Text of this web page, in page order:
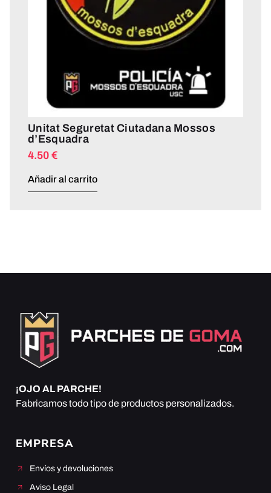
Unitat Seguretat Ciutadana Mossos
d’Esquadra
4.50 €
Añadir al carrito
¡OJO AL PARCHE!
Fabricamos todo tipo de productos personalizados.
EMPRESA
Envíos y devoluciones
Aviso Legal